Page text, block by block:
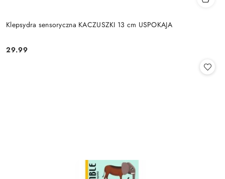
Klepsydra sensoryczna KACZUSZKI 13 cm USPOKAJA
Cena:
29.99